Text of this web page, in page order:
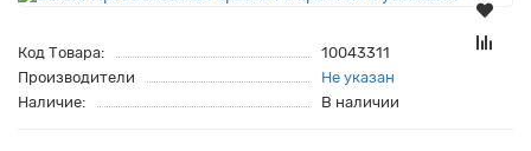
Код Товара:
10043311
Производители
Не указан
Наличие:
В наличии